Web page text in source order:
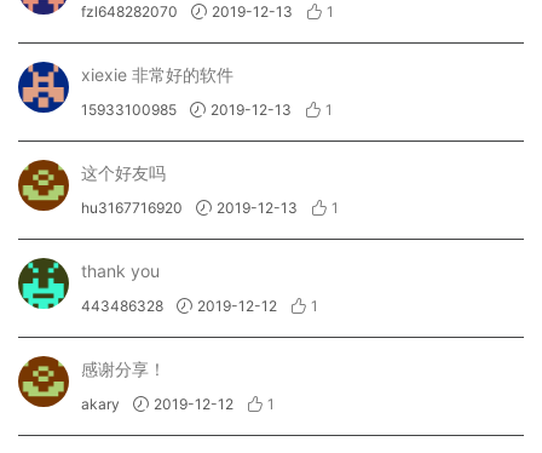
fzl648282070 2019-12-13 1
xiexie 非常好的软件
15933100985 2019-12-13 1
这个好友吗
hu3167716920 2019-12-13 1
thank you
443486328 2019-12-12 1
感谢分享！
akary 2019-12-12 1